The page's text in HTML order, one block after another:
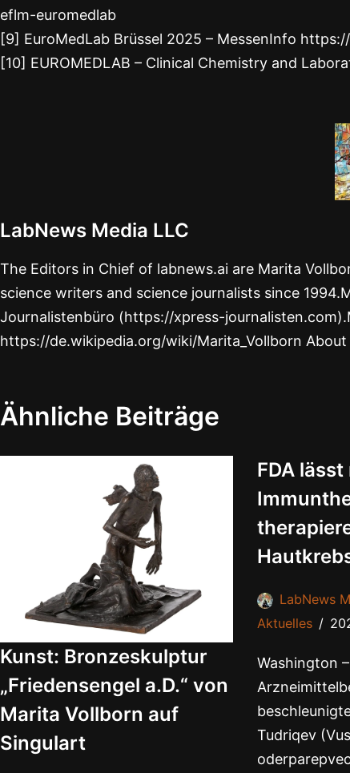
eflm-euromedlab
[9] EuroMedLab Brüssel 2025 – MessenInfo
[10] EUROMEDLAB – Clinical Chemistry and
LabNews Media LLC
The Editors in Chief of labnews.ai are Marita
science writers and science journalists since
Journalistenbüro (https://xpress-
https://de.wikipedia.org/wiki/Marita_Vollborn
Ähnliche Beiträge
Kunst: Bronzeskulptur
„Friedensengel a.D.“ von
Marita Vollborn auf
Singulart
FDA
LabNews
Aktuelles
Washington
Tudriqev